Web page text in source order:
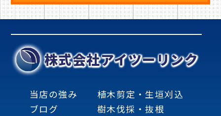
株式会社アイツーリンク
当店の強み
ブログ
植木剪定・生垣刈込
樹木伐採・抜根